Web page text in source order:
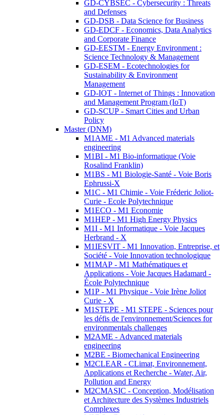
GD-CYBSEC - Cybersecurity : Threats
and Defenses
GD-DSB - Data Science for Business
GD-EDCF - Economics, Data Analytics
and Corporate Finance
GD-EESTM - Energy Environment :
Science Technology & Management
GD-ESEM - Ecotechnologies for
Sustainability & Environment
Management
GD-IOT - Internet of Things : Innovation
and Management Program (IoT)
GD-SCUP - Smart Cities and Urban
Policy
Master (DNM)
M1AME - M1 Advanced materials
engineering
M1BI - M1 Bio-informatique (Voie
Rosalind Franklin)
M1BS - M1 Biologie-Santé - Voie Boris
Ephrussi-X
M1C - M1 Chimie - Voie Fréderic Joliot-
Curie - Ecole Polytechnique
M1ECO - M1 Economie
M1HEP - M1 High Energy Physics
M1I - M1 Informatique - Voie Jacques
Herbrand - X
M1IESVIT - M1 Innovation, Entreprise, et
Société - Voie Innovation technologique
M1MAP - M1 Mathématiques et
Applications - Voie Jacques Hadamard -
École Polytechnique
M1P - M1 Physique - Voie Irène Joliot
Curie - X
M1STEPE - M1 STEPE - Sciences pour
les défis de l'environnement/Sciences for
environmentals challenges
M2AME - Advanced materials
engineering
M2BE - Biomechanical Engineering
M2CLEAR - CLimat, Environnement,
Applications et Recherche - Water, Air,
Pollution and Energy
M2CMASIC - Conception, Modélisation
et Architecture des Systèmes Industriels
Complexes